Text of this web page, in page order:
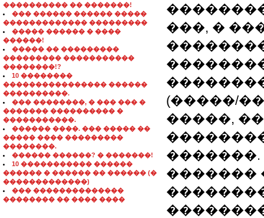
���������� �� �������!
��� ������ ������ �����
������������� ���������
����� ������ � ����
������!
����� �� ���������
��������� �����������
��������!?
10 ��������
���������������� ������
����������.
��� ��������, � ��� ��� �
������� ���������� �
�����������.
������ ����. ��� ����� ��
����� ���� ���������
��������.
������ ������? � �������!
10 ����������� ������
������ � ������ �� ������ (�
�������������)
��� ��������������
�������� �� ���� ����
���, �
(�����/
�����,
�������.
�������